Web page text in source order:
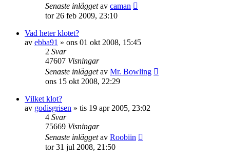
Senaste inläggetav caman
tor 26 feb 2009, 23:10
Vad heter klotet?
av ebba91 » ons 01 okt 2008, 15:45
2 Svar
47607 Visningar
Senaste inläggetav Mr. Bowling
ons 15 okt 2008, 22:29
Vilket klot?
av godisgrisen » tis 19 apr 2005, 23:02
4 Svar
75669 Visningar
Senaste inläggetav Roobiin
tor 31 jul 2008, 21:50